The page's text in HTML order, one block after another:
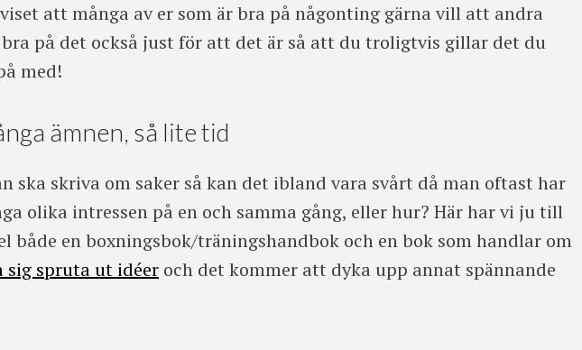
att många av er som är bra på någonting gärna vill att andra
på det också just för att det är så att du troligtvis gillar det du
med!
ämnen, så lite tid
ska skriva om saker så kan det ibland vara svårt då man oftast har
olika intressen på en och samma gång, eller hur? Här har vi ju till
både en boxningsbok/träningshandbok och en bok som handlar om
sig spruta ut idéer och det kommer att dyka upp annat spännande